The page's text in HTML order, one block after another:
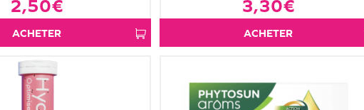
2,50€
ACHETER
3,30€
ACHETER